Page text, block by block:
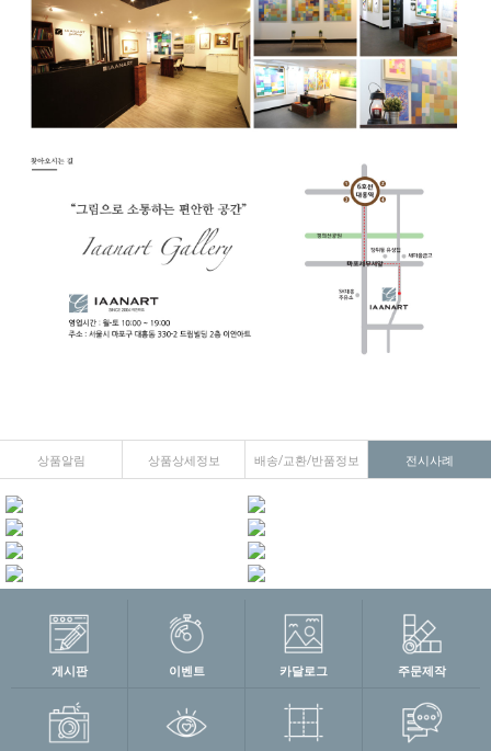
상품알림 상품상세정보 배송/교환/반품정보 전시사례
게시판 이벤트 카달로그 주문제작